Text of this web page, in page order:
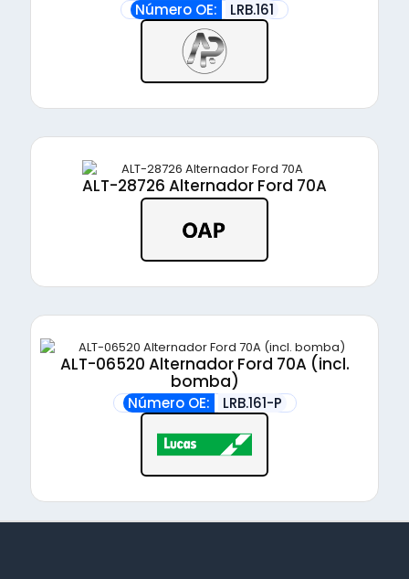
Número OE: LRB.161
ALT-28726 Alternador Ford 70A
ALT-06520 Alternador Ford 70A (incl.
bomba)
Número OE: LRB.161-P